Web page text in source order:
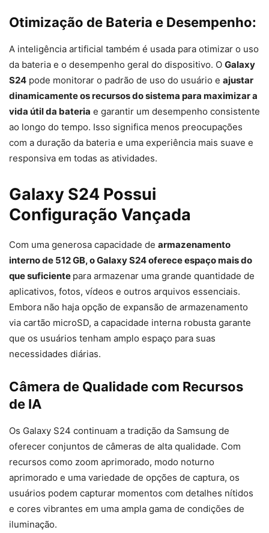
Otimização de Bateria e Desempenho:
A inteligência artificial também é usada para otimizar o uso
da bateria e o desempenho geral do dispositivo. O Galaxy
S24 pode monitorar o padrão de uso do usuário e ajustar
dinamicamente os recursos do sistema para maximizar a
vida útil da bateria e garantir um desempenho consistente
ao longo do tempo. Isso significa menos preocupações
com a duração da bateria e uma experiência mais suave e
responsiva em todas as atividades.
Galaxy S24 Possui
Configuração Vançada
Com uma generosa capacidade de armazenamento
interno de 512 GB, o Galaxy S24 oferece espaço mais do
que suficiente para armazenar uma grande quantidade de
aplicativos, fotos, vídeos e outros arquivos essenciais.
Embora não haja opção de expansão de armazenamento
via cartão microSD, a capacidade interna robusta garante
que os usuários tenham amplo espaço para suas
necessidades diárias.
Câmera de Qualidade com Recursos
de IA
Os Galaxy S24 continuam a tradição da Samsung de
oferecer conjuntos de câmeras de alta qualidade. Com
recursos como zoom aprimorado, modo noturno
aprimorado e uma variedade de opções de captura, os
usuários podem capturar momentos com detalhes nítidos
e cores vibrantes em uma ampla gama de condições de
iluminação.